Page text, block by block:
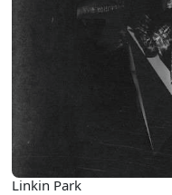
Linkin Park